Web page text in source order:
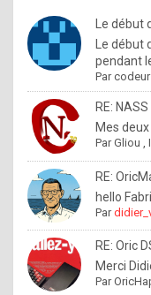
Le début
Le début
pendant
Parcodeur
RE:
Mes
ParGliou ,
RE:
hello
Par
RE: Oric
Merci
Par